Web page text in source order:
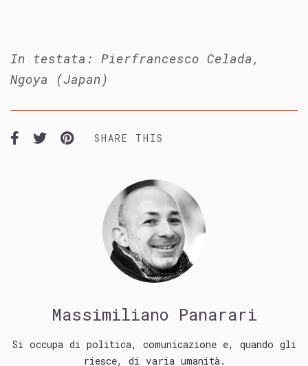
In testata: Pierfrancesco Celada,
Ngoya (Japan)
SHARE THIS
Massimiliano Panarari
Si occupa di politica, comunicazione e, quando gli
riesce, di varia umanità.